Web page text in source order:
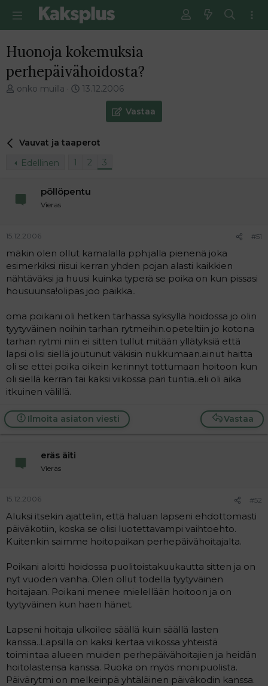
Huonoja kokemuksia
perhepäivähoidosta?
V
e
u
l
o
i
t
t
a
a
onko muilla
E
m
e
s
t
i
13.12.2006
Vastaa
Vauvat ja taaperot
Edellinen
1 2 3
pöllöpentu
Vieras
15.12.2006 #51
mäkin olen ollut kamalalla pph:jalla pienenä joka
esimerkiksi riisui kerran yhden pojan alasti kaikkien
nähtäväksi ja huusi kuinka typerä se poika on kun pissasi
housuunsa!olipas joo paikka..
oma poikani oli hetken tarhassa syksyllä hoidossa jo olin
tyytyväinen noihin tarhan rytmeihin.opeteltiin jo kotona
tarhan rytmi niin ei sitten tullut mitään yllätyksiä että
lapsi olisi siellä joutunut väkisin nukkumaan.ainut haitta
oli se ettei poika oikein kerinnyt tottumaan hoitoon kun
oli siellä kerran tai kaksi viikossa pari tuntia..eli oli aika
itkuinen välillä.
Vastaa
Ilmoita asiaton viesti
eräs äiti
Vieras
15.12.2006 #52
Aluksi itsekin ajattelin, että haluan lapseni ehdottomasti
päiväkotiin, koska se olisi luotettavampi vaihtoehto.
Kuitenkin saimme hoitopaikan perhepäivähoitajalta.
Poikani aloitti hoidossa puolitoistakuukautta sitten ja on
nyt vuoden vanha. Olen ollut todella tyytyväinen
hoitajaan. Poikani menee mielellään hoitoon ja on
tyytyväinen kun haen hänet.
Lapseni hoitaja ulkoilee säällä kuin säällä lasten
kanssa..Lapsilla on kaksi kertaa viikossa yhteistä
toimintaa alueen muiden perhepäivähoitajien ja heidän
hoitolastensa kanssa. Ruoka on myös monipuolista.
Päivärytmi on melkeinpä yhtäläinen päiväkodin kanssa.